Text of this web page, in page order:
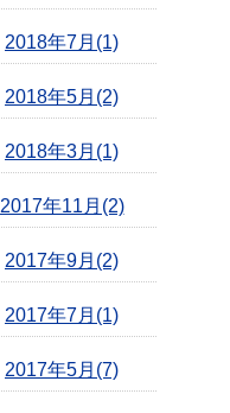
2018年7月(1)
2018年5月(2)
2018年3月(1)
2017年11月(2)
2017年9月(2)
2017年7月(1)
2017年5月(7)